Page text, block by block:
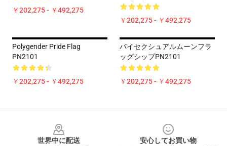
￥202,275 - ￥492,275
￥202,275 - ￥492,275
Polygender Pride Flag
PN2101
￥202,275 - ￥492,275
バイセクシュアルムーンフラ
ッグシップPN2101
￥202,275 - ￥492,275
世界中に配送
安心してお買い物